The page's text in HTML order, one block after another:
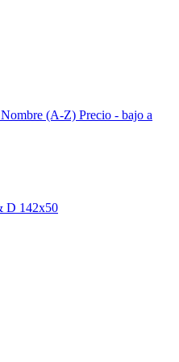
Nombre (A-Z) Precio - bajo a